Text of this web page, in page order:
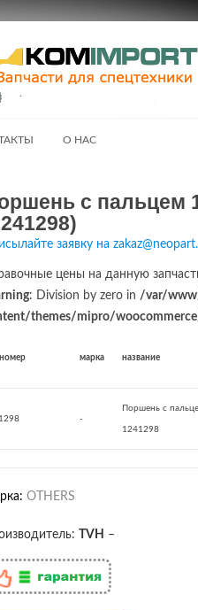
О НАС
с пальцем
заявку на
цены на данную
: Division by zero in /var/
themes/mipro/
номер марка название
-
Поршень с
1241298
OTHERS
TVH –